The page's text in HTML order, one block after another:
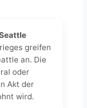
greifen
an. Die
oder
Akt der
wird.